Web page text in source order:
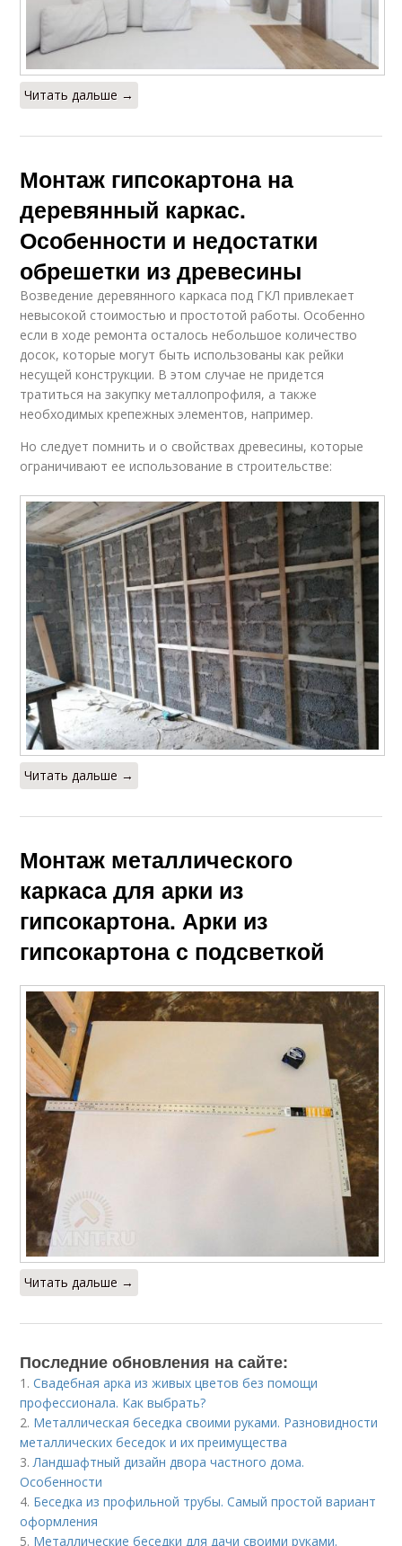
Читать дальше →
Монтаж гипсокартона на
деревянный каркас.
Особенности и недостатки
обрешетки из древесины
Возведение деревянного каркаса под ГКЛ привлекает
невысокой стоимостью и простотой работы. Особенно
если в ходе ремонта осталось небольшое количество
досок, которые могут быть использованы как рейки
несущей конструкции. В этом случае не придется
тратиться на закупку металлопрофиля, а также
необходимых крепежных элементов, например.
Но следует помнить и о свойствах древесины, которые
ограничивают ее использование в строительстве:
Читать дальше →
Монтаж металлического
каркаса для арки из
гипсокартона. Арки из
гипсокартона с подсветкой
Читать дальше →
Последние обновления на сайте:
1.Свадебная арка из живых цветов без помощи
профессионала. Как выбрать?
2. Металлическая беседка своими руками. Разновидности
металлических беседок и их преимущества
3.Ландшафтный дизайн двора частного дома.
Особенности
4. Беседка из профильной трубы. Самый простой вариант
оформления
5. Металлические беседки для дачи своими руками.